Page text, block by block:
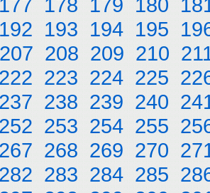
177 178 179 180
192 193 194 195
207 208 209 210
222 223 224 225
237 238 239 240
252 253 254 255
267 268 269 270
282 283 284 285